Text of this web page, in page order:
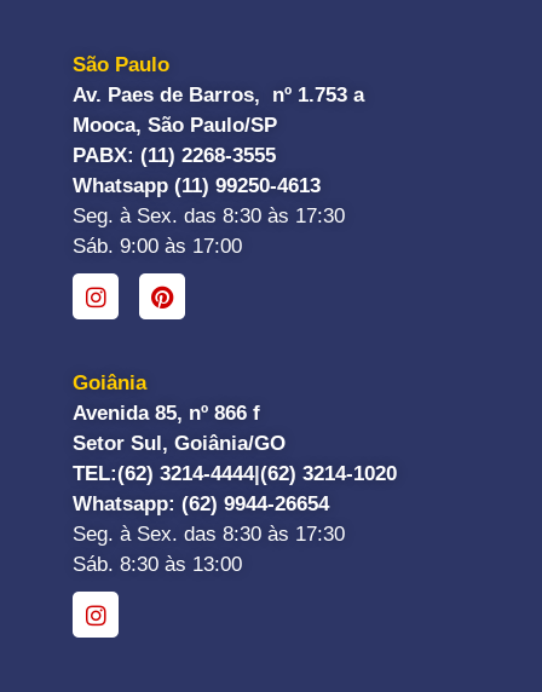
São Paulo
Av. Paes de Barros, nº 1.753 a
Mooca, São Paulo/SP
PABX: (11) 2268-3555
Whatsapp (11) 99250-4613
Seg. à Sex. das 8:30 às 17:30
Sáb. 9:00 às 17:00
Goiânia
Avenida 85, nº 866 f
Setor Sul, Goiânia/GO
TEL:(62) 3214-4444| (62) 3214-1020
Whatsapp: (62) 9944-26654
Seg. à Sex. das 8:30 às 17:30
Sáb. 8:30 às 13:00